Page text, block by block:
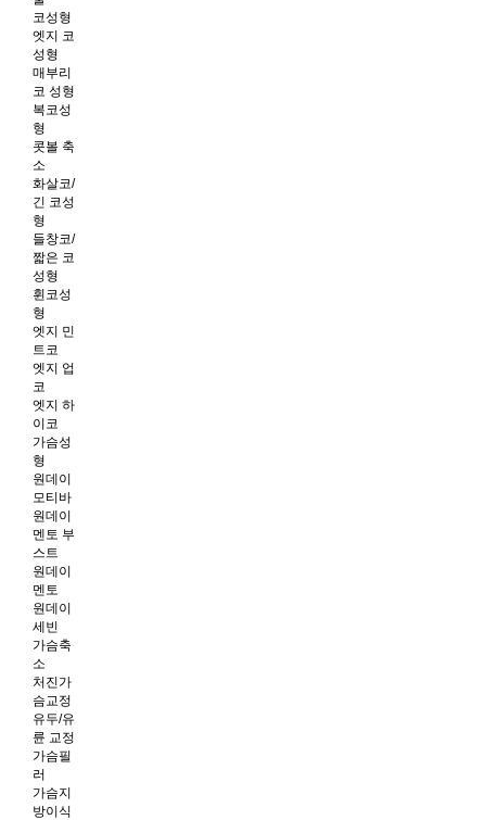
코성형
엣지 코
성형
매부리
코 성형
복코성
형
콧볼 축
소
화살코/
긴 코성
형
들창코/
짧은 코
성형
휜코성
형
엣지 민
트코
엣지 업
코
엣지 하
이코
가슴성
형
원데이
모티바
원데이
멘토 부
스트
원데이
멘토
원데이
세빈
가슴축
소
처진가
슴교정
유두/유
륜 교정
가슴필
러
가슴지
방이식